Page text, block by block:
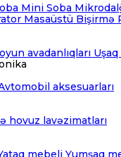
Mini Soba
Masaüstü Bişirmə
avadanlıqları
aksesuarları
hovuz lavəzimatları
mebeli Yumşaq